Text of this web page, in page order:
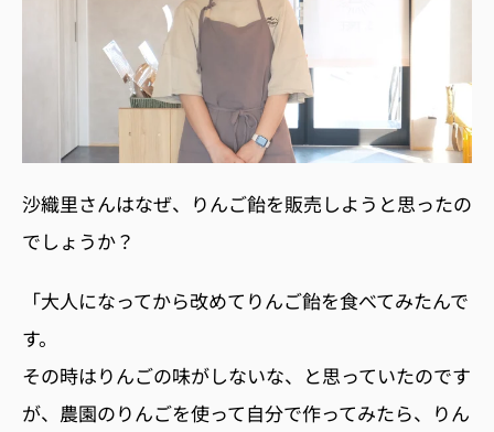
沙織里さんはなぜ、りんご飴を販売しようと思ったの
でしょうか？
「大人になってから改めてりんご飴を食べてみたんで
す。
その時はりんごの味がしないな、と思っていたのです
が、農園のりんごを使って自分で作ってみたら、りん